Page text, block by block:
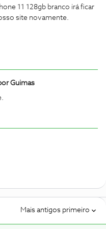
11 128gb branco irá ficar
site novamente.
Guimas
Mais antigos primeiro